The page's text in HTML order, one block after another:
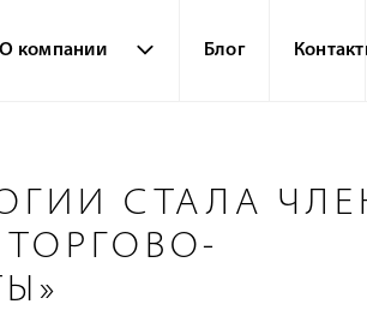
О компании Блог
СТАЛА
ТОРГОВО-